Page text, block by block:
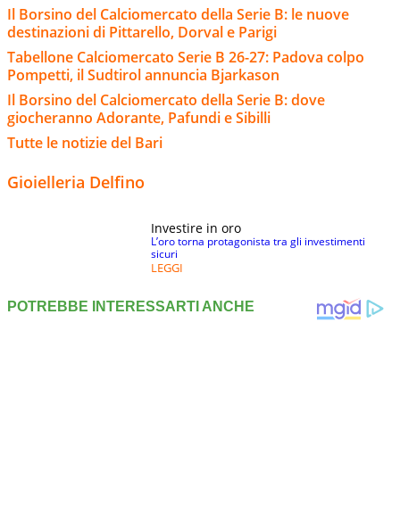
Il Borsino del Calciomercato della Serie B: le nuove
destinazioni di Pittarello, Dorval e Parigi
Tabellone Calciomercato Serie B 26-27: Padova colpo
Pompetti, il Sudtirol annuncia Bjarkason
Il Borsino del Calciomercato della Serie B: dove
giocheranno Adorante, Pafundi e Sibilli
Tutte le notizie del Bari
Gioielleria Delfino
Investire in oro
L’oro torna protagonista tra gli investimenti
sicuri
LEGGI